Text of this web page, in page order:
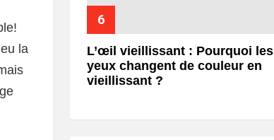
la
L’œil vieillissant : Pourquoi les
yeux changent de couleur en
vieillissant ?